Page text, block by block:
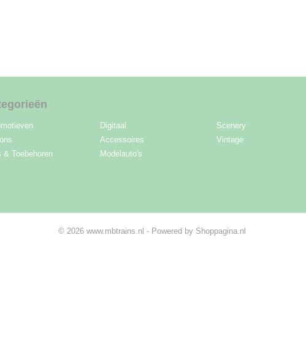
& Toebehoren
Digitaal
Accessoires
Modelauto's
Scenery
Vintage
© 2026 www.mbtrains.nl - Powered by Shoppagina.nl